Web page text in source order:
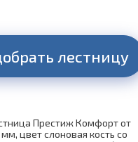
лестницу